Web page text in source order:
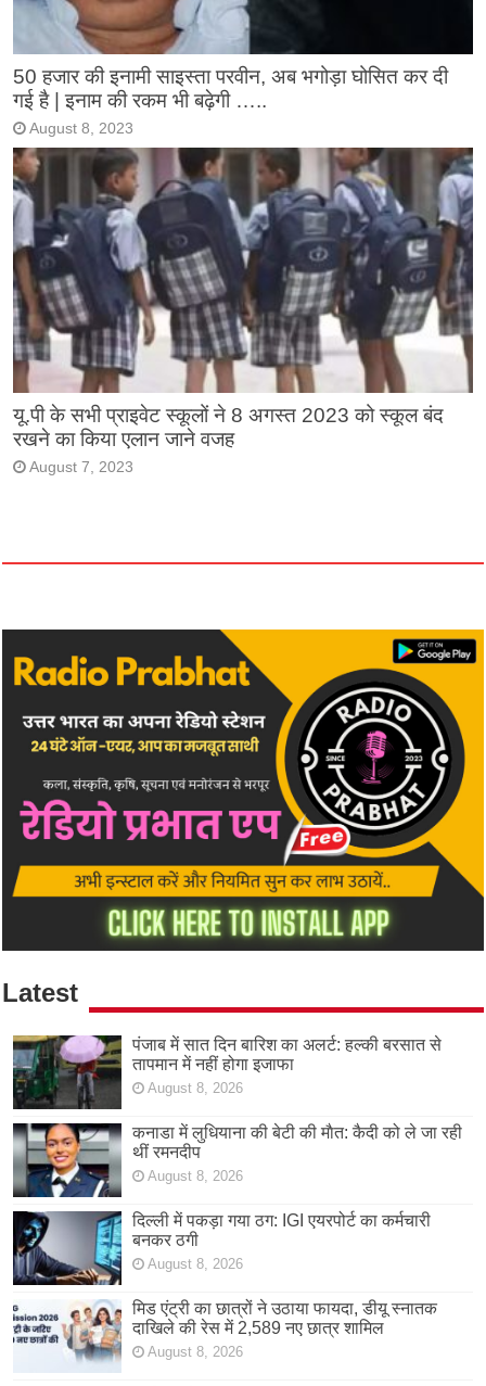
50 हजार की इनामी साइस्ता परवीन, अब भगोड़ा घोसित कर दी
गई है | इनाम की रकम भी बढ़ेगी …..
August 8, 2023
यू.पी के सभी प्राइवेट स्कूलों ने 8 अगस्त 2023 को स्कूल बंद
रखने का किया एलान जाने वजह
August 7, 2023
Latest
पंजाब में सात दिन बारिश का अलर्ट: हल्की बरसात से
तापमान में नहीं होगा इजाफा
August 8, 2026
कनाडा में लुधियाना की बेटी की माैत: कैदी को ले जा रही
थीं रमनदीप
August 8, 2026
दिल्ली में पकड़ा गया ठग: IGI एयरपोर्ट का कर्मचारी
बनकर ठगी
August 8, 2026
मिड एंट्री का छात्रों ने उठाया फायदा, डीयू स्नातक
दाखिले की रेस में 2,589 नए छात्र शामिल
August 8, 2026